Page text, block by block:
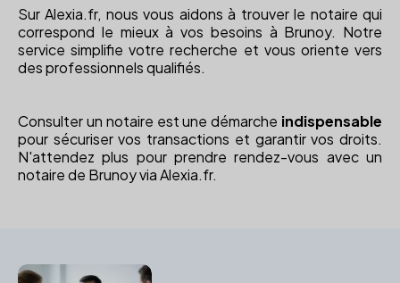
Sur Alexia.fr, nous vous aidons à trouver le notaire qui
correspond le mieux à vos besoins à Brunoy. Notre
service simplifie votre recherche et vous oriente vers
des professionnels qualifiés.
Consulter un notaire est une démarche indispensable
pour sécuriser vos transactions et garantir vos droits.
N'attendez plus pour prendre rendez-vous avec un
notaire de Brunoy via Alexia.fr.